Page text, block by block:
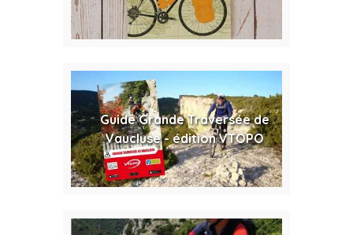
Guide Grande Traversée de
Vaucluse - édition VTOPO